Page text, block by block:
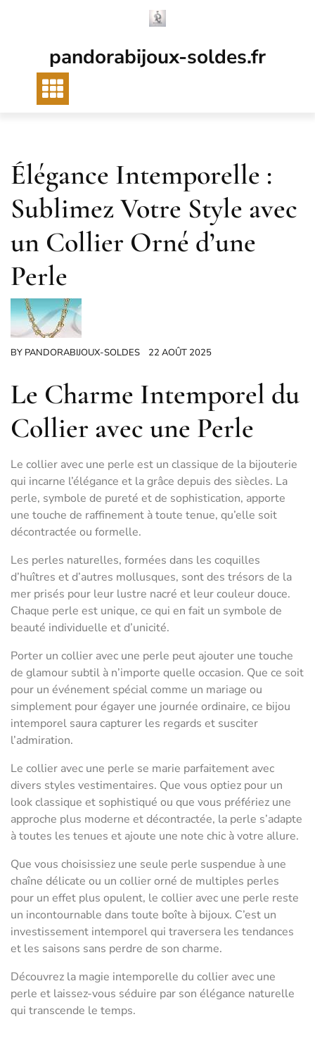
pandorabijoux-soldes.fr
Élégance Intemporelle :
Sublimez Votre Style avec
un Collier Orné d’une
Perle
BY PANDORABIJOUX-SOLDES 22 AOÛT 2025
Le Charme Intemporel du
Collier avec une Perle
Le collier avec une perle est un classique de la bijouterie
qui incarne l’élégance et la grâce depuis des siècles. La
perle, symbole de pureté et de sophistication, apporte
une touche de raffinement à toute tenue, qu’elle soit
décontractée ou formelle.
Les perles naturelles, formées dans les coquilles
d’huîtres et d’autres mollusques, sont des trésors de la
mer prisés pour leur lustre nacré et leur couleur douce.
Chaque perle est unique, ce qui en fait un symbole de
beauté individuelle et d’unicité.
Porter un collier avec une perle peut ajouter une touche
de glamour subtil à n’importe quelle occasion. Que ce soit
pour un événement spécial comme un mariage ou
simplement pour égayer une journée ordinaire, ce bijou
intemporel saura capturer les regards et susciter
l’admiration.
Le collier avec une perle se marie parfaitement avec
divers styles vestimentaires. Que vous optiez pour un
look classique et sophistiqué ou que vous préfériez une
approche plus moderne et décontractée, la perle s’adapte
à toutes les tenues et ajoute une note chic à votre allure.
Que vous choisissiez une seule perle suspendue à une
chaîne délicate ou un collier orné de multiples perles
pour un effet plus opulent, le collier avec une perle reste
un incontournable dans toute boîte à bijoux. C’est un
investissement intemporel qui traversera les tendances
et les saisons sans perdre de son charme.
Découvrez la magie intemporelle du collier avec une
perle et laissez-vous séduire par son élégance naturelle
qui transcende le temps.